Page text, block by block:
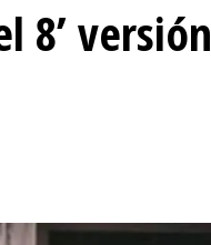
8’ versión